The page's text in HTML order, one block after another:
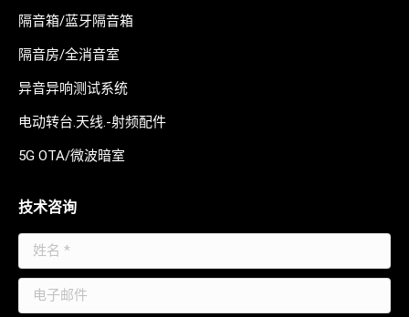
隔音箱/蓝牙隔音箱
隔音房/全消音室
异音异响测试系统
电动转台.天线.-射频配件
5G OTA/微波暗室
技术咨询
姓名 *
电子邮件